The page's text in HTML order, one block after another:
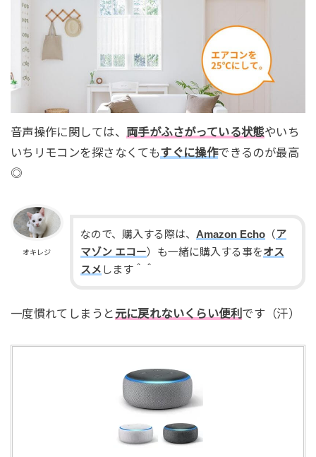
音声操作に関しては、 両手がふさがっている状態やいち
いちリモコンを探さなくてもすぐに操作できるのが最高
◎
オキレジ
なので、購入する際は、 Amazon Echo（ア
マゾン エコー）も一緒に購入する事をオス
スメ します＾＾
一度慣れてしまうと 元に戻れないくらい便利 です（汗）